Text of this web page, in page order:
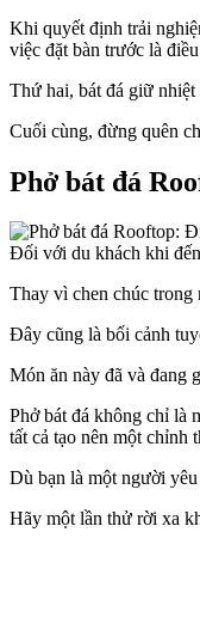
Khi quyết định trải
việc đặt bàn trước là
Thứ hai, bát đá giữ nhiệt
Cuối cùng, đừng quên
Phở bát đá
Đối với du khách khi
Thay vì chen chúc trong
Đây cũng là bối cảnh
Món ăn này đã và đang
Phở bát đá không chỉ là
tất cả tạo nên một chỉnh
Dù bạn là một người
Hãy một lần thử rời xa